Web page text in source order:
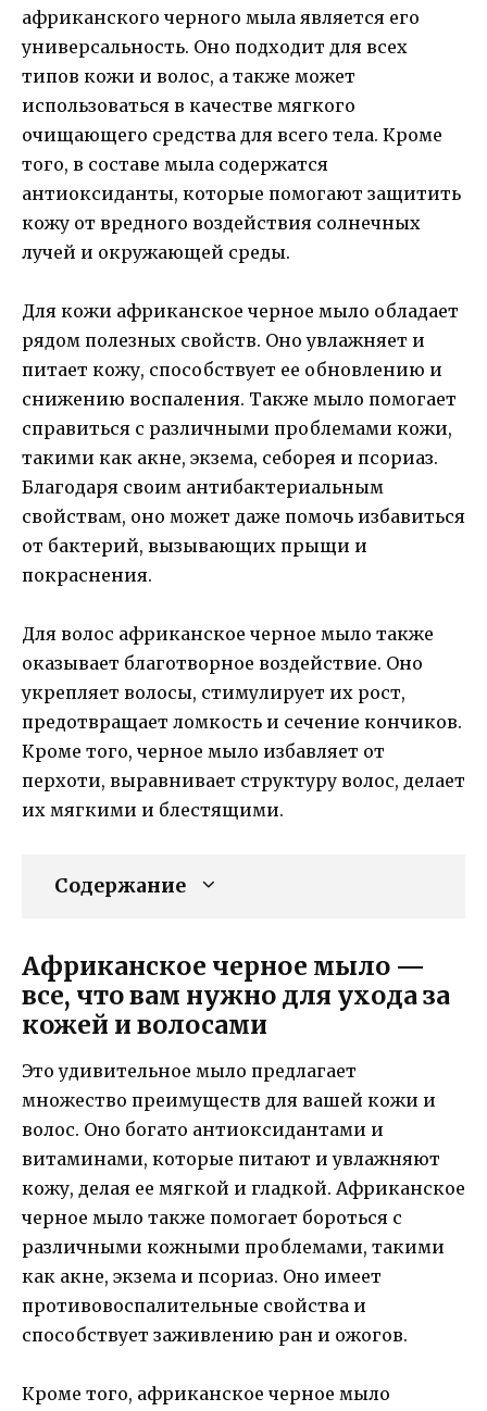
африканского черного мыла является его
универсальность. Оно подходит для всех
типов кожи и волос, а также может
использоваться в качестве мягкого
очищающего средства для всего тела. Кроме
того, в составе мыла содержатся
антиоксиданты, которые помогают защитить
кожу от вредного воздействия солнечных
лучей и окружающей среды.
Для кожи африканское черное мыло обладает
рядом полезных свойств. Оно увлажняет и
питает кожу, способствует ее обновлению и
снижению воспаления. Также мыло помогает
справиться с различными проблемами кожи,
такими как акне, экзема, себорея и псориаз.
Благодаря своим антибактериальным
свойствам, оно может даже помочь избавиться
от бактерий, вызывающих прыщи и
покраснения.
Для волос африканское черное мыло также
оказывает благотворное воздействие. Оно
укрепляет волосы, стимулирует их рост,
предотвращает ломкость и сечение кончиков.
Кроме того, черное мыло избавляет от
перхоти, выравнивает структуру волос, делает
их мягкими и блестящими.
Содержание
Африканское черное мыло —
все, что вам нужно для ухода за
кожей и волосами
Это удивительное мыло предлагает
множество преимуществ для вашей кожи и
волос. Оно богато антиоксидантами и
витаминами, которые питают и увлажняют
кожу, делая ее мягкой и гладкой. Африканское
черное мыло также помогает бороться с
различными кожными проблемами, такими
как акне, экзема и псориаз. Оно имеет
противовоспалительные свойства и
способствует заживлению ран и ожогов.
Кроме того, африканское черное мыло